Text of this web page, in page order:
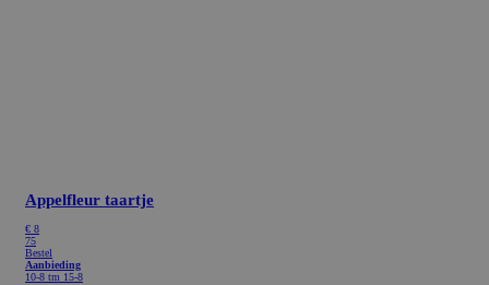
Appelfleur taartje
€ 8
75
Bestel
Aanbieding
10-8 tm 15-8